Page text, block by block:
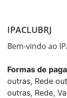
IPACLUBRJ
Bem-vindo ao
Formas de
outras, Rede
outras, Rede,